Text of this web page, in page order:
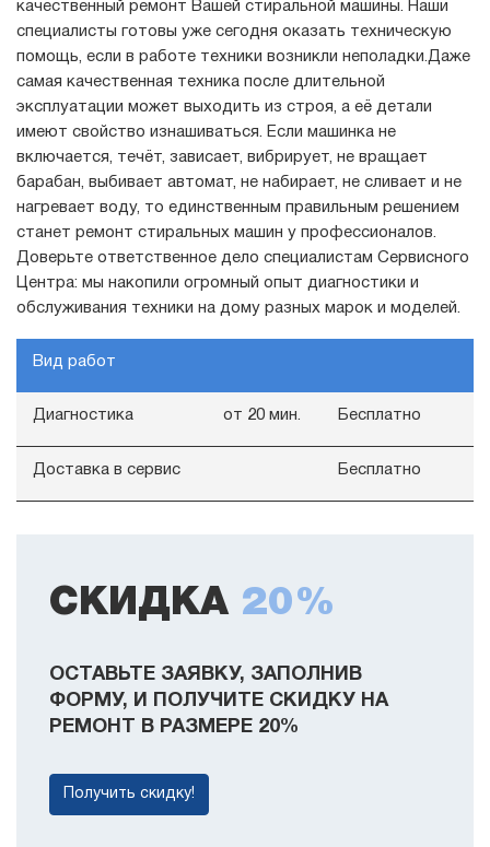
качественный ремонт Вашей стиральной машины. Наши
специалисты готовы уже сегодня оказать техническую
помощь, если в работе техники возникли неполадки.Даже
самая качественная техника после длительной
эксплуатации может выходить из строя, а её детали
имеют свойство изнашиваться. Если машинка не
включается, течёт, зависает, вибрирует, не вращает
барабан, выбивает автомат, не набирает, не сливает и не
нагревает воду, то единственным правильным решением
станет ремонт стиральных машин у профессионалов.
Доверьте ответственное дело специалистам Сервисного
Центра: мы накопили огромный опыт диагностики и
обслуживания техники на дому разных марок и моделей.
Вид работ
Диагностика от 20 мин. Бесплатно
Доставка в сервис Бесплатно
СКИДКА 20%
ОСТАВЬТЕ ЗАЯВКУ, ЗАПОЛНИВ
ФОРМУ, И ПОЛУЧИТЕ СКИДКУ НА
РЕМОНТ В РАЗМЕРЕ 20%
Получить скидку!